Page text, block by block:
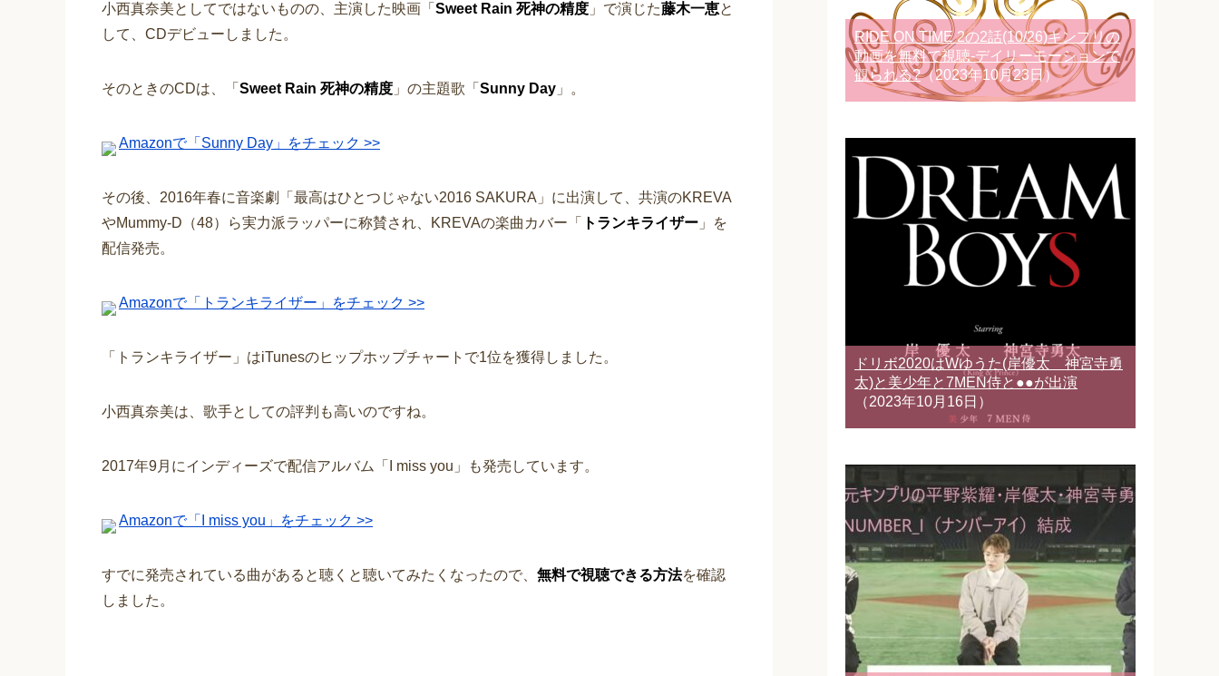
小西真奈美としてではないものの、主演した映画「 Sweet Rain 死神の精度 」で演じた藤木一恵と
して、CDデビューしました。
そのときのCDは、「 Sweet Rain 死神の精度 」の主題歌「 Sunny Day 」。
Amazonで「Sunny Day」をチェック >>
その後、2016年春に音楽劇「最高はひとつじゃない2016 SAKURA」に出演して、共演のKREVA
やMummy-D（48）ら実力派ラッパーに称賛され、KREVAの楽曲カバー「
トランキライザー 」を
配信発売。
Amazonで「トランキライザー」をチェック >>
「トランキライザー」はiTunesのヒップホップチャートで1位を獲得しました。
小西真奈美は、歌手としての評判も高いのですね。
2017年9月にインディーズで配信アルバム「I miss you」も発売しています。
Amazonで「I miss you」をチェック >>
すでに発売されている曲があると聴くと聴いてみたくなったので、 無料で視聴できる方法を確認
しました。
RIDE ON TIME 2の2話(10/26)キンプリの
動画を無料で視聴-デイリーモーションで
観られる?（2023年10月23日）
ドリボ2020はWゆうた(岸優太 神宮寺勇
太)と美少年と7MEN侍と●●が出演
（2023年10月16日）